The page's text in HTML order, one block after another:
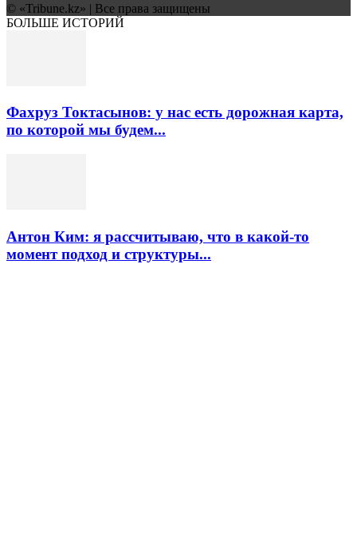
© «Tribune.kz» | Все права защищены
БОЛЬШЕ ИСТОРИЙ
Фахруз Токтасынов: у нас есть дорожная карта,
по которой мы будем...
Антон Ким: я рассчитываю, что в какой-то
момент подход и структуры...